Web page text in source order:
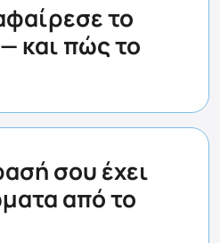
το
και πώς το
σου έχει
από το